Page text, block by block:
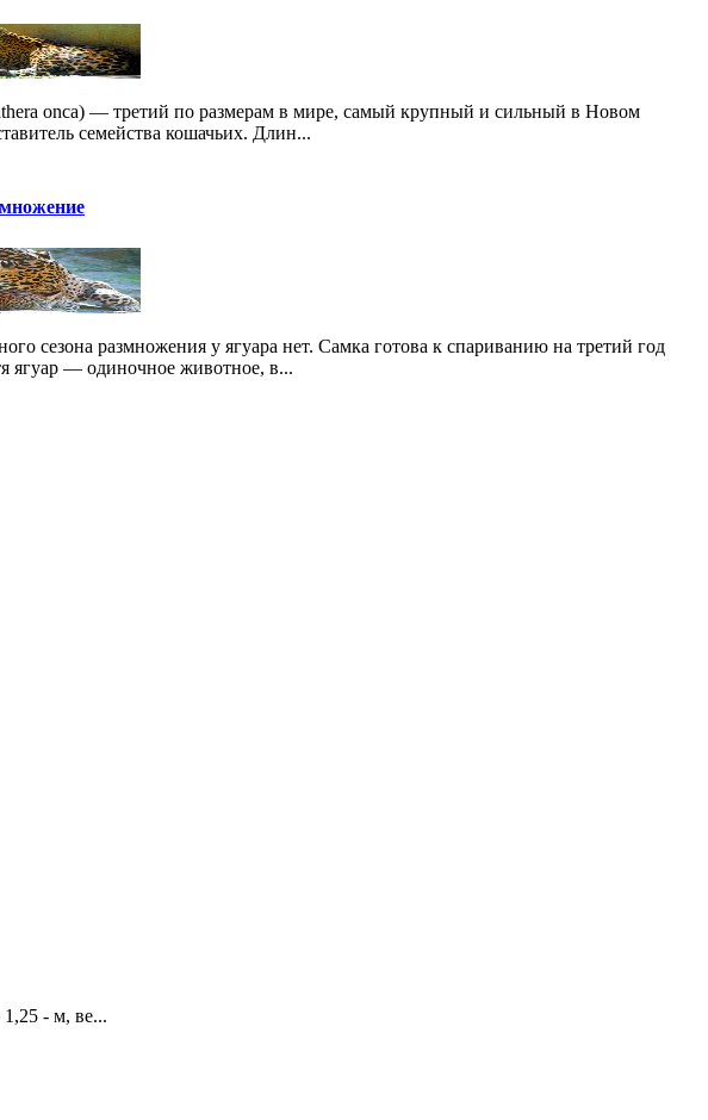
onca) — третий по размерам в мире, самый крупный и сильный в Новом
семейства кошачьих. Длин...
сезона размножения у ягуара нет. Самка готова к спариванию на третий год
ягуар — одиночное животное, в...
1,25 - м, ве...